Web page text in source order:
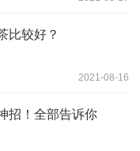
比较好？
2021-08-16
招！全部告诉你